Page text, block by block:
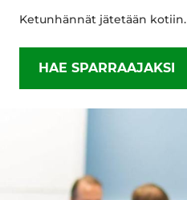
Ketunhännät jätetään kotiin.
HAE SPARRAAJAKSI